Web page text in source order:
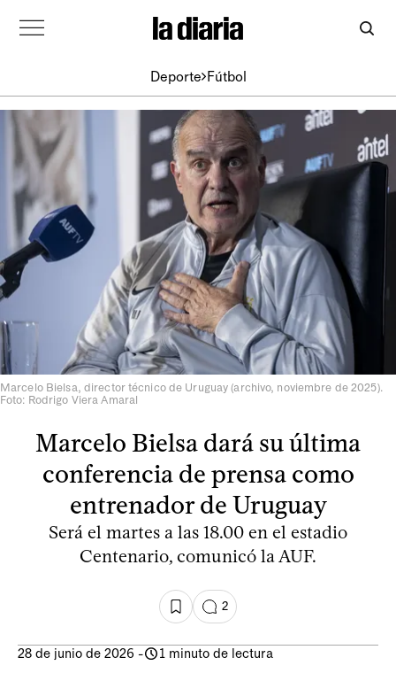
Deporte Fútbol
Marcelo Bielsa, director técnico de Uruguay (archivo, noviembre de 2025).
Foto: Rodrigo Viera Amaral
Marcelo Bielsa dará su última
conferencia de prensa como
entrenador de Uruguay
Será el martes a las 18.00 en el estadio
Centenario, comunicó la AUF.
2
28 de junio de 2026 - 1 minuto de lectura